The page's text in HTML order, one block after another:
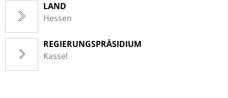
LAND
Hessen
REGIERUNGSPRÄSIDIUM
Kassel